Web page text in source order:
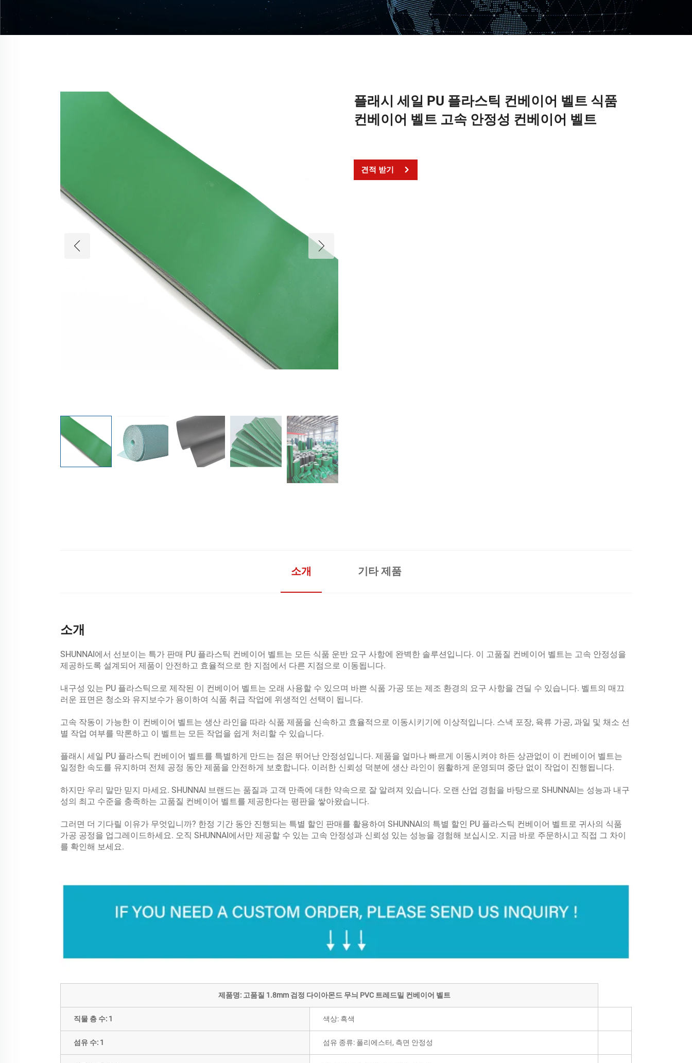
플래시 세일 PU 플라스틱 컨베이어 벨트 식품
컨베이어 벨트 고속 안정성 컨베이어 벨트
견적 받기
소개 기타 제품
소개
SHUNNAI에서 선보이는 특가 판매 PU 플라스틱 컨베이어 벨트는 모든 식품 운반 요구 사항에 완벽한 솔루션입니다. 이 고품질 컨베이어 벨트는 고속 안정성을
제공하도록 설계되어 제품이 안전하고 효율적으로 한 지점에서 다른 지점으로 이동됩니다.
내구성 있는 PU 플라스틱으로 제작된 이 컨베이어 벨트는 오래 사용할 수 있으며 바쁜 식품 가공 또는 제조 환경의 요구 사항을 견딜 수 있습니다. 벨트의 매끄
러운 표면은 청소와 유지보수가 용이하여 식품 취급 작업에 위생적인 선택이 됩니다.
고속 작동이 가능한 이 컨베이어 벨트는 생산 라인을 따라 식품 제품을 신속하고 효율적으로 이동시키기에 이상적입니다. 스낵 포장, 육류 가공, 과일 및 채소 선
별 작업 여부를 막론하고 이 벨트는 모든 작업을 쉽게 처리할 수 있습니다.
플래시 세일 PU 플라스틱 컨베이어 벨트를 특별하게 만드는 점은 뛰어난 안정성입니다. 제품을 얼마나 빠르게 이동시켜야 하든 상관없이 이 컨베이어 벨트는
일정한 속도를 유지하며 전체 공정 동안 제품을 안전하게 보호합니다. 이러한 신뢰성 덕분에 생산 라인이 원활하게 운영되며 중단 없이 작업이 진행됩니다.
하지만 우리 말만 믿지 마세요. SHUNNAI 브랜드는 품질과 고객 만족에 대한 약속으로 잘 알려져 있습니다. 오랜 산업 경험을 바탕으로 SHUNNAI는 성능과 내구
성의 최고 수준을 충족하는 고품질 컨베이어 벨트를 제공한다는 평판을 쌓아왔습니다.
그러면 더 기다릴 이유가 무엇입니까? 한정 기간 동안 진행되는 특별 할인 판매를 활용하여 SHUNNAI의 특별 할인 PU 플라스틱 컨베이어 벨트로 귀사의 식품
가공 공정을 업그레이드하세요. 오직 SHUNNAI에서만 제공할 수 있는 고속 안정성과 신뢰성 있는 성능을 경험해 보십시오. 지금 바로 주문하시고 직접 그 차이
를 확인해 보세요.
제품명: 고품질 1.8mm 검정 다이아몬드 무늬 PVC 트레드밀 컨베이어 벨트
직물 층 수: 1 색상: 흑색
섬유 수: 1 섬유 종류: 폴리에스터, 측면 안정성